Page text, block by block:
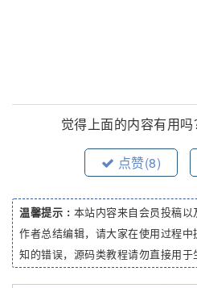
觉得上面的内容有用吗
点赞(8)
温馨提示 : 本站内容来自会员投稿
作者总结编辑，请大家在使用过程
知的错误，源码类教程请勿直接用于